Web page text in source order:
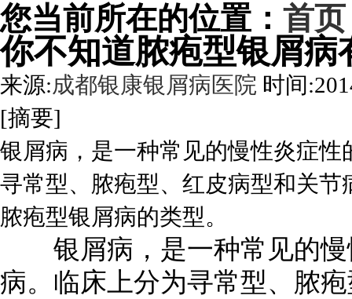
您当前所在的位置： 首页
你不知道脓疱型银屑病
来源:成都银康银屑病医院 时间
[摘要]
银屑病，是一种常见的慢性炎症
寻常型、脓疱型、红皮病型和关
脓疱型银屑病的类型。
银屑病，是一种常见的慢
病。临床上分为寻常型、脓